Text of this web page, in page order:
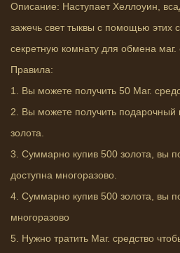
Описание: Наступает Хеллоуин,
зажечь свет тыквы с помощью этих
секретную комнату для обмена
Правила:
1. Вы можете получить 50 Маг.
2. Вы можете получить подарочный
золота.
3. Суммарно купив 500 золота, вы
доступна многоразово.
4. Суммарно купив 500 золота, вы
многоразово
5. Нужно тратить Маг. средство